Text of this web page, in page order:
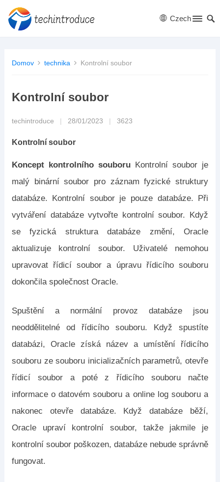
Czech
Domov technika Kontrolní soubor
Kontrolní soubor
techintroduce 28/01/2023 3623
Kontrolní soubor
Koncept kontrolního souboru Kontrolní soubor je
malý binární soubor pro záznam fyzické struktury
databáze. Kontrolní soubor je pouze databáze. Při
vytváření databáze vytvořte kontrolní soubor. Když
se fyzická struktura databáze změní, Oracle
aktualizuje kontrolní soubor. Uživatelé nemohou
upravovat řídicí soubor a úpravu řídicího souboru
dokončila společnost Oracle.
Spuštění a normální provoz databáze jsou
neoddělitelné od řídicího souboru. Když spustíte
databázi, Oracle získá název a umístění řídicího
souboru ze souboru inicializačních parametrů, otevře
řídicí soubor a poté z řídicího souboru načte
informace o datovém souboru a online log souboru a
nakonec otevře databáze. Když databáze běží,
Oracle upraví kontrolní soubor, takže jakmile je
kontrolní soubor poškozen, databáze nebude správně
fungovat.